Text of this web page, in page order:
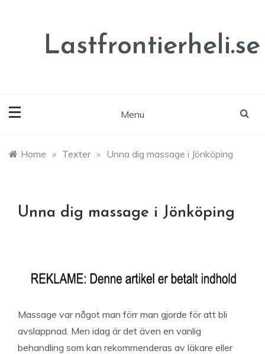
Lastfrontierheli.se
Menu
Home » Texter » Unna dig massage i Jönköping
Unna dig massage i Jönköping
Massage var något man förr man gjorde för att bli
avslappnad. Men idag är det även en vanlig
behandling som kan rekommenderas av läkare eller